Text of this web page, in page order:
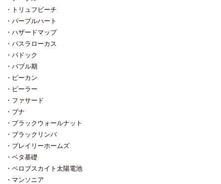
が無かったコト ・白蟻による蟻害
⇒事前に床下は確認していて、そ
の範囲内では蟻害はありませんで
した。 が、どこかには潜んでいる
だろうと想定していましたが、結
た。 （食害された痕跡も無し） 恐
らく基礎の高さが高く、換気口の
数が多いとは言えない状態でも乾
燥状態を保てていたのだと思いま
す。 多少雨にも打たれました
が、耐震パネルを張ってサッシを
取り付けたら 大型除湿機とジェッ
トヒーターで乾燥させつつ粛々と
工事を進めてまいりたいと思いま
す。
付けで張ってしまっても良いので
は？ と思っています。 材料自体が
乾燥収縮で縮んでしまうと隙間が
空いてしまうけれど それを許容で
と思ったりもしています。 実加
工が要らないなら どんな木でもさ
ほど高価にならない様に作れま
す。 その価格は材料自体の価格の
高い安いに直結しますが 少なくと
も実加工分や、メーカー既製品よ
りは安価にできるはずです。 弊
社では 上のパドック羽目板と秋田
杉柾羽目板をオリジナルで作りま
した。 コストを掛けずに（実加工
をせずに）板を張るだけなら どん
な樹種にも対応可能だと思ってい
ます。 ↑外壁に張ったサペリの羽
トリュフビーチ
パープルハート
ハザードマップ
バスラローカス
パドック
バブル期
ピーカン
ピーラー
ファサード
ブナ
ブラックウォールナット
ブラックリンバ
プレイリーホームズ
ベタ基礎
ペロブスカイト太陽電池
マンソニア